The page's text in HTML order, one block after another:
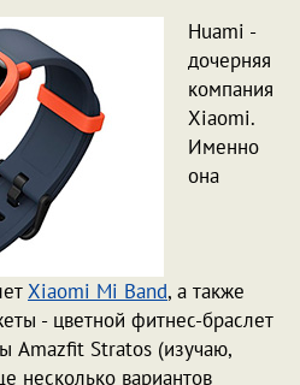
Huami -
дочерняя
компания
Xiaomi.
Именно
она
Xiaomi Mi Band, а также
- цветной фитнес-браслет
Amazfit Stratos (изучаю,
несколько вариантов